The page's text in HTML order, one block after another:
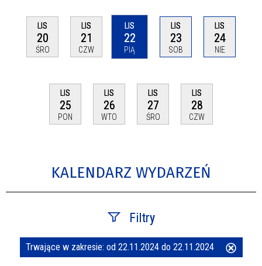
LIS
20
ŚRO
LIS
21
CZW
LIS
22
PIĄ
LIS
23
SOB
LIS
24
NIE
LIS
25
PON
LIS
26
WTO
LIS
27
ŚRO
LIS
28
CZW
KALENDARZ WYDARZEŃ
Filtry
Szukana fraza
Trwające w zakresie: od 22.11.2024 do 22.11.2024